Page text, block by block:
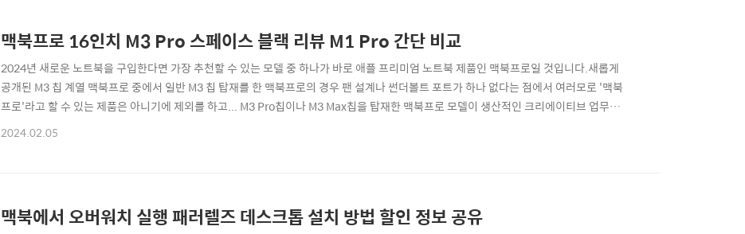
맥북프로 16인치 M3 Pro 스페이스 블랙 리뷰 M1 Pro 간단 비교
2024년 새로운 노트북을 구입한다면 가장 추천할 수 있는 모델 중 하나가 바로 애플 프리미엄 노트북 제품인 맥북프로일 것입니다.새롭게
공개된 M3 칩 계열 맥북프로 중에서 일반 M3 칩 탑재를 한 맥북프로의 경우 팬 설계나 썬더볼트 포트가 하나 없다는 점에서 여러모로 '맥북
프로'라고 할 수 있는 제품은 아니기에 제외를 하고... M3 Pro칩이나 M3 Max칩을 탑재한 맥북프로 모델이 생산적인 크리에이티브 업무를
위해 최적화된 모델이라 할 수 있는데요.M1 Pro 맥북프로를 보유하고 있는 유저 입장에서, 먼저 16인치 맥북프로 M3 Pro 모델을 간단하게
2024.02.05
맥북에서 오버워치 실행 패러렐즈 데스크톱 설치 방법 할인 정보 공유